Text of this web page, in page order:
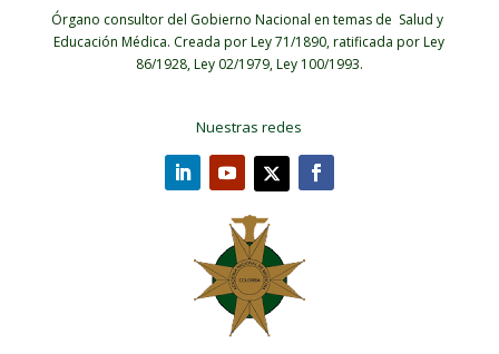
Órgano consultor del Gobierno Nacional en temas de Salud y
Educación Médica. Creada por Ley 71/1890, ratificada por Ley
86/1928, Ley 02/1979, Ley 100/1993.
Nuestras redes